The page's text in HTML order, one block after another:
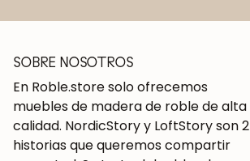
SOBRE NOSOTROS
En Roble.store solo ofrecemos
muebles de madera de roble de alta
calidad. NordicStory y LoftStory son 2
historias que queremos compartir